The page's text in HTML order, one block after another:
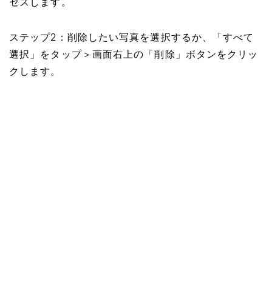
セスします。
ステップ2：削除したい写真を選択するか、「すべて
選択」をタップ＞画面右上の「削除」ボタンをクリッ
クします。